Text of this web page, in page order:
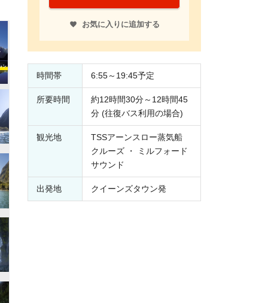
お気に入りに追加する
時間帯 6:55～19:45予定
所要時間
約12時間30分～12時間45
分 (往復バス利用の場合)
観光地
TSSアーンスロー蒸気船
クルーズ ・ ミルフォード
サウンド
出発地 クイーンズタウン発